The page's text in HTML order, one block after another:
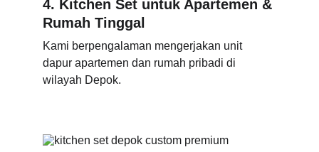
4. Kitchen Set untuk Apartemen &
Rumah Tinggal
Kami berpengalaman mengerjakan unit
dapur apartemen dan rumah pribadi di
wilayah Depok.